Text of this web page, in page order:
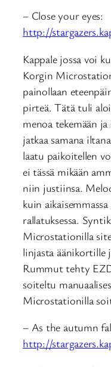
– Close your eyes:
http://
Kappale jossa voi
Korgin
painollaan
pirteä. Tätä tuli
menoa tekemään
jatkaa samana
laatu paikoitellen
ei tässä mikään
niin justiinsa.
kuin
rallatuksessa.
Microstationilla
linjasta äänikortille
Rummut tehty
soiteltu
Microstationilla
– As the autumn
http://